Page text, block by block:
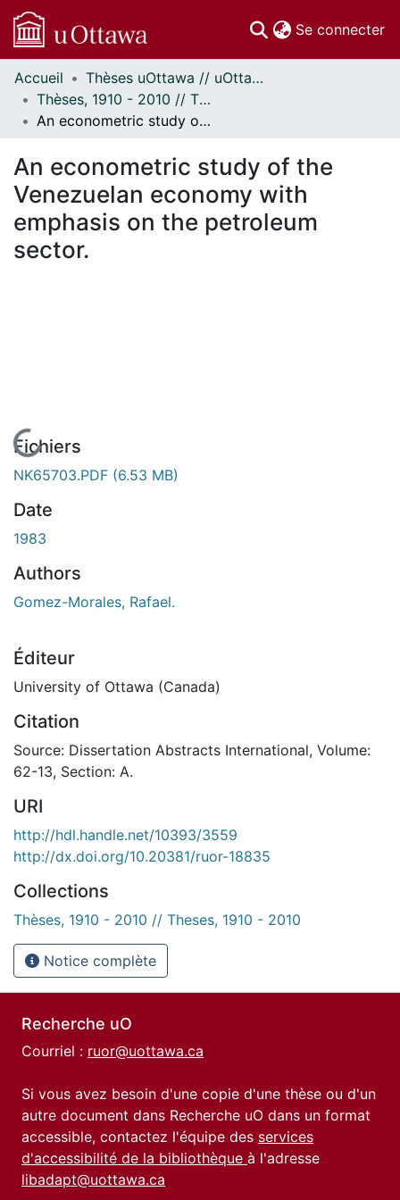
Se connecter
Communautés
et collections
Parcourir
À propos
Accueil
Thèses uOttawa // uOttawa Theses
Thèses, 1910 - 2010 // Theses, 1910 - 2010
An econometric study of the Venezuelan economy with emphasis on the petroleum sector.
An econometric study of the
Venezuelan economy with
emphasis on the petroleum
sector.
En cours de chargement...
Fichiers
NK65703.PDF (6.53 MB)
Date
1983
Authors
Gomez-Morales, Rafael.
Éditeur
University of Ottawa (Canada)
Citation
Source: Dissertation Abstracts International, Volume:
62-13, Section: A.
URI
http://hdl.handle.net/10393/3559
http://dx.doi.org/10.20381/ruor-18835
Collections
Thèses, 1910 - 2010 // Theses, 1910 - 2010
Notice complète
Recherche uO
Courriel : ruor@uottawa.ca
Si vous avez besoin d'une copie d'une thèse ou d'un
autre document dans Recherche uO dans un format
accessible, contactez l'équipe des services
d'accessibilité de la bibliothèque à l'adresse
libadapt@uottawa.ca